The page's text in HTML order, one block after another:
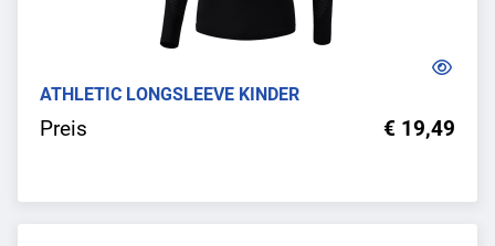
ATHLETIC LONGSLEEVE KINDER
Preis € 19,49